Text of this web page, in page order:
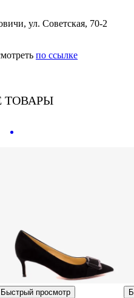
ул. Советская, 70-2
по ссылке
ТОВАРЫ
Быстрый просмотр